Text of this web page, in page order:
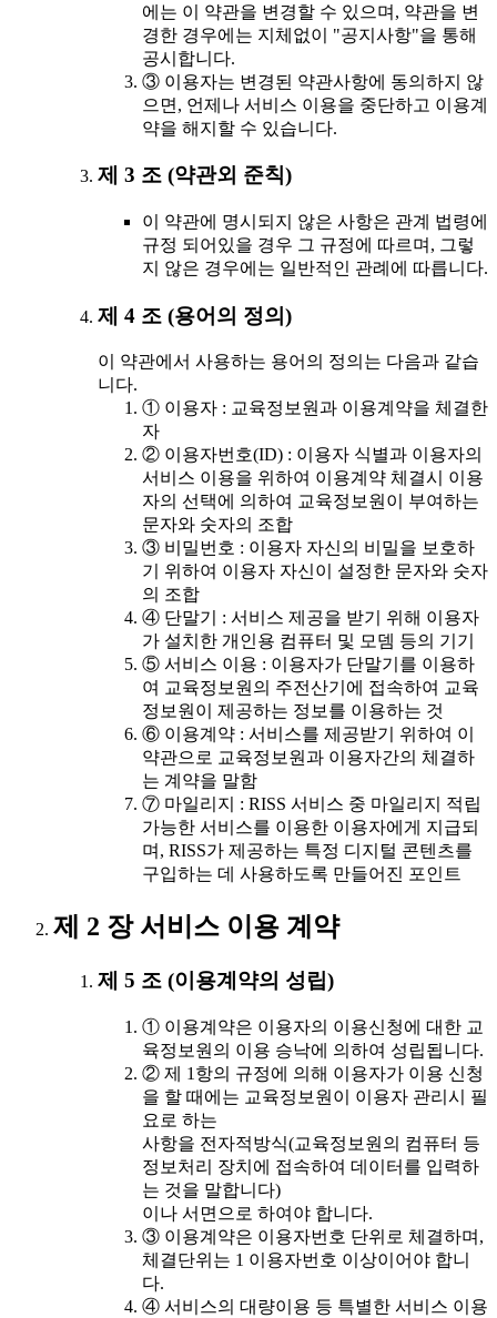
에는 이 약관을 변경할 수 있으며, 약관을 변
경한 경우에는 지체없이 "공지사항"을 통해
공시합니다.
③ 이용자는 변경된 약관사항에 동의하지 않
으면, 언제나 서비스 이용을 중단하고 이용계
약을 해지할 수 있습니다.
제 3 조 (약관외 준칙)
이 약관에 명시되지 않은 사항은 관계 법령에
규정 되어있을 경우 그 규정에 따르며, 그렇
지 않은 경우에는 일반적인 관례에 따릅니다.
제 4 조 (용어의 정의)
이 약관에서 사용하는 용어의 정의는 다음과 같습
니다.
① 이용자 : 교육정보원과 이용계약을 체결한
자
② 이용자번호(ID) : 이용자 식별과 이용자의
서비스 이용을 위하여 이용계약 체결시 이용
자의 선택에 의하여 교육정보원이 부여하는
문자와 숫자의 조합
③ 비밀번호 : 이용자 자신의 비밀을 보호하
기 위하여 이용자 자신이 설정한 문자와 숫자
의 조합
④ 단말기 : 서비스 제공을 받기 위해 이용자
가 설치한 개인용 컴퓨터 및 모뎀 등의 기기
⑤ 서비스 이용 : 이용자가 단말기를 이용하
여 교육정보원의 주전산기에 접속하여 교육
정보원이 제공하는 정보를 이용하는 것
⑥ 이용계약 : 서비스를 제공받기 위하여 이
약관으로 교육정보원과 이용자간의 체결하
는 계약을 말함
⑦ 마일리지 : RISS 서비스 중 마일리지 적립
가능한 서비스를 이용한 이용자에게 지급되
며, RISS가 제공하는 특정 디지털 콘텐츠를
구입하는 데 사용하도록 만들어진 포인트
제 2 장 서비스 이용 계약
제 5 조 (이용계약의 성립)
① 이용계약은 이용자의 이용신청에 대한 교
육정보원의 이용 승낙에 의하여 성립됩니다.
② 제 1항의 규정에 의해 이용자가 이용 신청
을 할 때에는 교육정보원이 이용자 관리시 필
요로 하는
사항을 전자적방식(교육정보원의 컴퓨터 등
정보처리 장치에 접속하여 데이터를 입력하
는 것을 말합니다)
이나 서면으로 하여야 합니다.
③ 이용계약은 이용자번호 단위로 체결하며,
체결단위는 1 이용자번호 이상이어야 합니
다.
④ 서비스의 대량이용 등 특별한 서비스 이용